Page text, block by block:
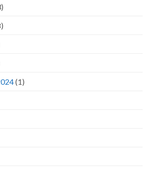
(1)